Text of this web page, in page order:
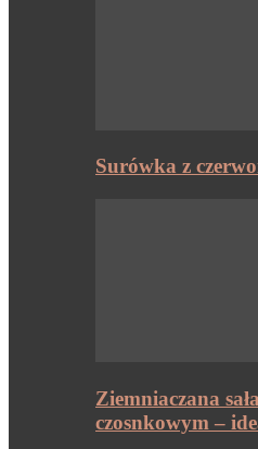
Surówka z
Ziemniaczana
czosnkowym –